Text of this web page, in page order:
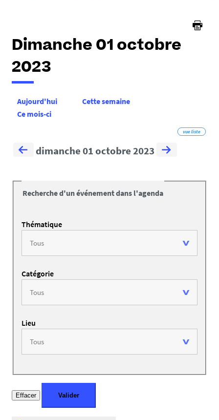
Dimanche 01 octobre
2023
Aujourd'hui
Cette semaine
Ce mois-ci
vue liste
dimanche 01 octobre 2023
Recherche d'un événement dans l'agenda
Thématique
Catégorie
Lieu